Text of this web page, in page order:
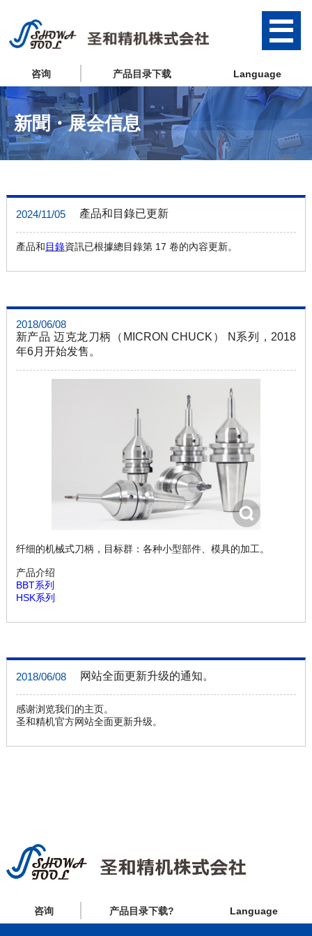
咨询 产品目录下载 Language
新聞・展会信息
2024/11/05 產品和目錄已更新
產品和目錄資訊已根據總目錄第 17 卷的內容更新。
2018/06/08
新产品 迈克龙刀柄（MICRON CHUCK） N系列，2018
年6月开始发售。
纤细的机械式刀柄，目标群：各种小型部件、模具的加工。
产品介绍
BBT系列
HSK系列
2018/06/08 网站全面更新升级的通知。
感谢浏览我们的主页。
圣和精机官方网站全面更新升级。
咨询 产品目录下载? Language